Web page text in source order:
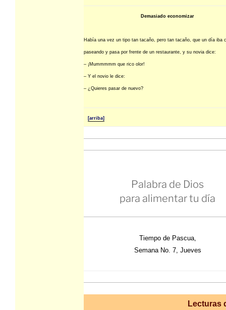
Demasiado economizar
Había una vez un tipo tan tacaño, pero tan tacaño, que un día iba
paseando y pasa por frente de un restaurante, y su novia dice:
– ¡Mummmmm que rico olor!
– Y el novio le dice:
– ¿Quieres pasar de nuevo?
[arriba]
Palabra de Dios
para alimentar tu día
Tiempo de Pascua,
Semana No. 7, Jueves
Lecturas